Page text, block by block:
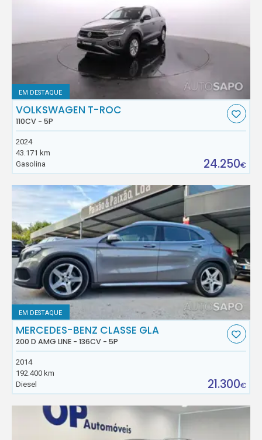
EM DESTAQUE
VOLKSWAGEN T-ROC
110CV - 5P
2024
43.171 km
Gasolina
24.250€
EM DESTAQUE
MERCEDES-BENZ CLASSE GLA
200 D AMG LINE - 136CV - 5P
2014
192.400 km
Diesel
21.300€